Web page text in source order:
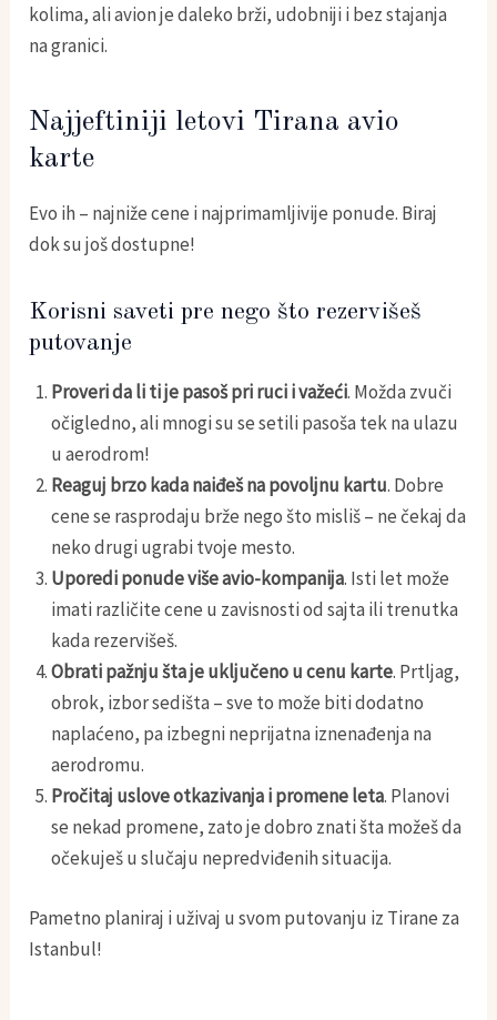
kolima, ali avion je daleko brži, udobniji i bez stajanja
na granici.
Najjeftiniji letovi Tirana avio
karte
Evo ih – najniže cene i najprimamljivije ponude. Biraj
dok su još dostupne!
Korisni saveti pre nego što rezervišeš
putovanje
Proveri da li ti je pasoš pri ruci i važeći. Možda zvuči
očigledno, ali mnogi su se setili pasoša tek na ulazu
u aerodrom!
Reaguj brzo kada naiđeš na povoljnu kartu. Dobre
cene se rasprodaju brže nego što misliš – ne čekaj da
neko drugi ugrabi tvoje mesto.
Uporedi ponude više avio-kompanija. Isti let može
imati različite cene u zavisnosti od sajta ili trenutka
kada rezervišeš.
Obrati pažnju šta je uključeno u cenu karte. Prtljag,
obrok, izbor sedišta – sve to može biti dodatno
naplaćeno, pa izbegni neprijatna iznenađenja na
aerodromu.
Pročitaj uslove otkazivanja i promene leta. Planovi
se nekad promene, zato je dobro znati šta možeš da
očekuješ u slučaju nepredviđenih situacija.
Pametno planiraj i uživaj u svom putovanju iz Tirane za
Istanbul!